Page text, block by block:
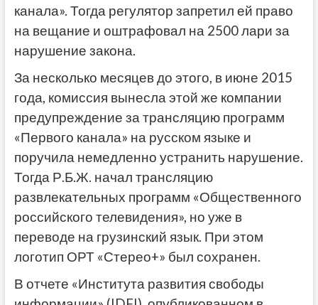
канала». Тогда регулятор запретил ей право
на вещание и оштрафовал на 2500 лари за
нарушение закона.
За несколько месяцев до этого, в июне 2015
года, комиссия вынесла этой же компании
предупреждение за трансляцию программ
«Первого канала» на русском языке и
поручила немедленно устранить нарушение.
Тогда Р.Б.Ж. начал трансляцию
развлекательных программ «Общественного
российского телевидения», но уже в
переводе на грузинский язык. При этом
логотип ОРТ «Стерео+» был сохранен.
В отчете «Института развития свободы